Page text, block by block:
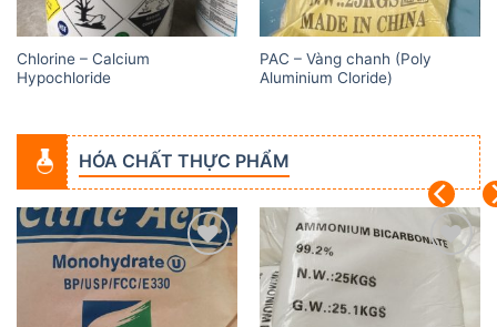
Chlorine – Calcium
Hypochloride
PAC – Vàng chanh (Poly
Aluminium Cloride)
HÓA CHẤT THỰC PHẨM
Add to
Add to